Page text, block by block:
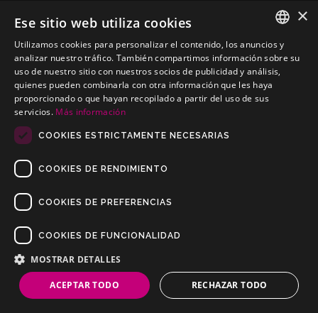
ISUZU Campo Pick-Up
Kits electricos económicos para ISUZU Campo Pick-Up
Copyrights © 2019 Todos los Derechos Reservados Dilusur, S.L.
Condiciones de Venta /
Política de Privacidad
/Política de Cookies
SPANISH
PORTUGUESE
×
Ese sitio web utiliza cookies
Utilizamos cookies para personalizar el contenido, los anuncios y
analizar nuestro tráfico. También compartimos información sobre su
uso de nuestro sitio con nuestros socios de publicidad y análisis,
quienes pueden combinarla con otra información que les haya
proporcionado o que hayan recopilado a partir del uso de sus
servicios. Más información
COOKIES ESTRICTAMENTE NECESARIAS
COOKIES DE RENDIMIENTO
COOKIES DE PREFERENCIAS
COOKIES DE FUNCIONALIDAD
MOSTRAR DETALLES
ACEPTAR TODO RECHAZAR TODO